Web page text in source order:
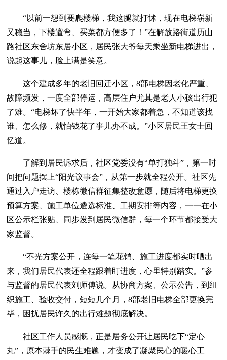
“以前一想到要爬楼梯，我这腿就打怵，现在电梯崭新
又稳当，下楼遛弯、买菜都方便多了！”在解放路街道历山
路社区东舍坊东居小区，居民张大爷每天乘坐新电梯进出，
说起这事儿，脸上满是笑意。
这个建成多年的老旧回迁小区，8部电梯因老化严重、
故障频发，一度全部停运，高层住户尤其是老人小孩出行犯
了难。“电梯坏了快半年，一开始大家都着急，不知道该找
谁、怎么修，就怕钱花了事儿办不成。”小区居民王女士回
忆道。
了解到居民诉求后，社区党委没有“单打独斗”，第一时
间把问题摆上“阳光议事会”，从第一步就全程公开。社区先
通过入户走访、楼栋微信群征集整改意愿，随后将电梯更换
预算方案、施工单位遴选标准、工期安排等内容，一一在小
区公示栏张贴、同步发到居民微信群，每一个环节都接受大
家监督。
“不光方案公开，连每一笔花销、施工进度都实时晒出
来，我们居民代表还全程跟着盯进度，心里特别踏实。”参
与监督的居民代表刘师傅说。从协商方案、公示公告，到组
织施工、验收交付，短短几个月，8部老旧电梯全部更换完
毕，困扰居民许久的出行难题彻底解决。
社区工作人员感慨，正是居务公开让居民吃下“定心
丸”，原本棘手的民生难题，才变成了凝聚民心的暖心工